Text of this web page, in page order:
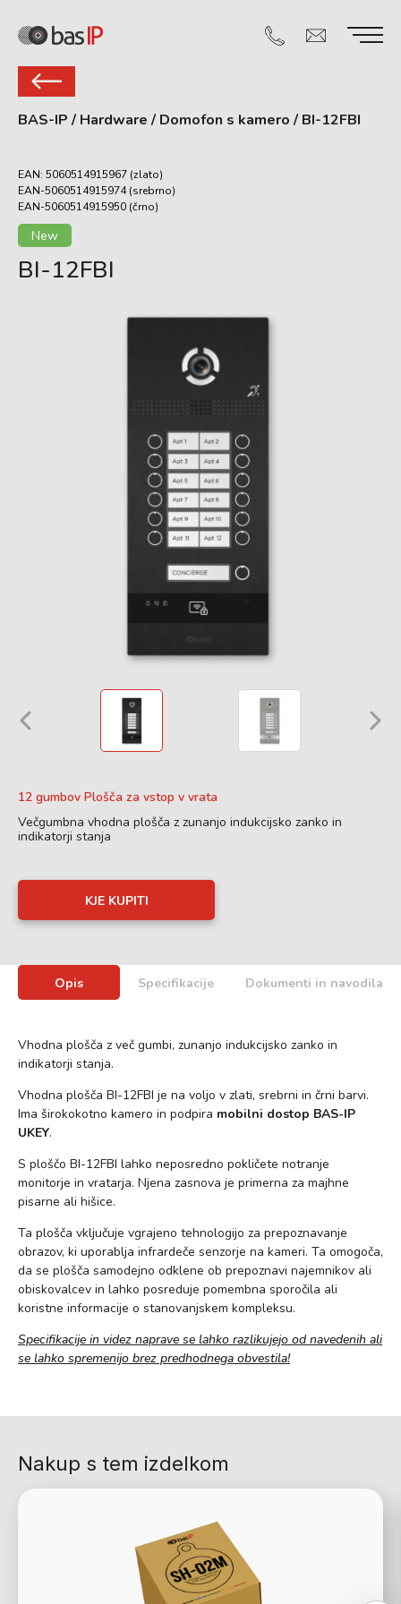
BAS-IP / Hardware / Domofon s kamero / BI-12FBI
EAN: 5060514915967 (zlato)
EAN-5060514915974 (srebrno)
EAN-5060514915950 (črno)
New
BI-12FBI
12 gumbov Plošča za vstop v vrata
Večgumbna vhodna plošča z zunanjo indukcijsko zanko in
indikatorji stanja
KJE KUPITI
Opis Specifikacije Dokumenti in navodila
Vhodna plošča z več gumbi, zunanjo indukcijsko zanko in
indikatorji stanja.
Vhodna plošča BI-12FBI je na voljo v zlati, srebrni in črni barvi.
Ima širokokotno kamero in podpira mobilni dostop BAS-IP
UKEY.
S ploščo BI-12FBI lahko neposredno pokličete notranje
monitorje in vratarja. Njena zasnova je primerna za majhne
pisarne ali hišice.
Ta plošča vključuje vgrajeno tehnologijo za prepoznavanje
obrazov, ki uporablja infrardeče senzorje na kameri. Ta omogoča,
da se plošča samodejno odklene ob prepoznavi najemnikov ali
obiskovalcev in lahko posreduje pomembna sporočila ali
koristne informacije o stanovanjskem kompleksu.
Specifikacije in videz naprave se lahko razlikujejo od navedenih ali
se lahko spremenijo brez predhodnega obvestila!
Nakup s tem izdelkom